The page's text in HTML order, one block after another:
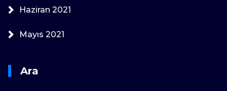
Haziran 2021
Mayıs 2021
Ara